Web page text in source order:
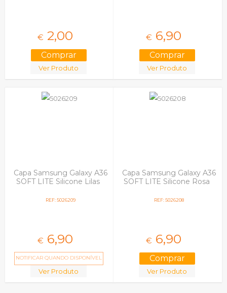
€ 2,00
Ver Produto
€ 6,90
Ver Produto
Capa Samsung Galaxy A36
SOFT LITE Silicone Lilas
REF: 5026209
€ 6,90
NOTIFICAR QUANDO DISPONÍVEL
Ver Produto
Capa Samsung Galaxy A36
SOFT LITE Silicone Rosa
REF: 5026208
€ 6,90
Ver Produto